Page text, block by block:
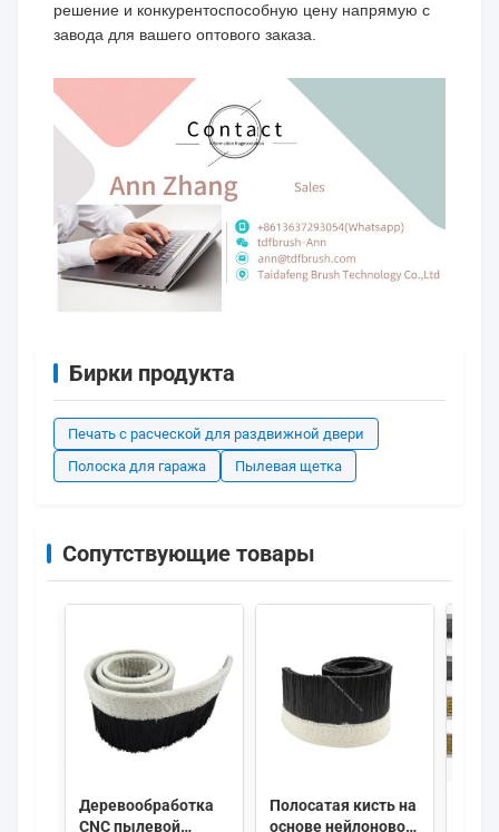
решение и конкурентоспособную цену напрямую с
завода для вашего оптового заказа.
Бирки продукта
Печать с расческой для раздвижной двери
Полоска для гаража
Пылевая щетка
Сопутствующие товары
Деревообработка
CNC пылевой
Полосатая кисть на
основе нейлоновой